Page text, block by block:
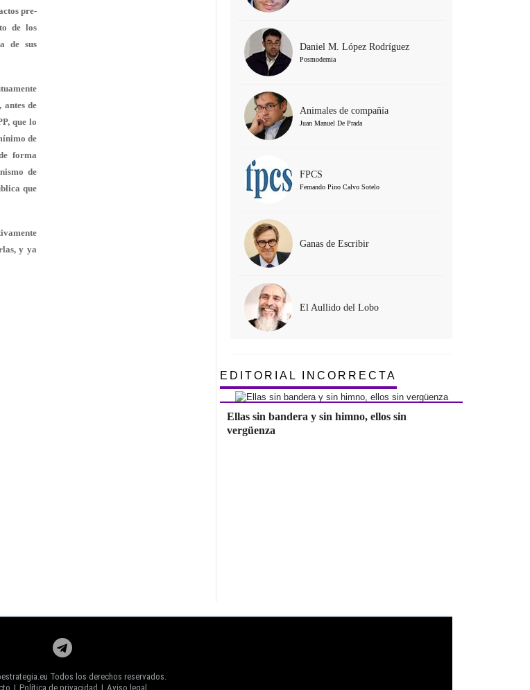
pre-
de los
de sus
de
que lo
de
forma
de
que
y ya
Daniel M. López Rodríguez
Posmodernia
Animales de compañía
Juan Manuel De Prada
FPCS
Fernando Pino Calvo Sotelo
Ganas de Escribir
El Aullido del Lobo
EDITORIAL INCORRECTA
Ellas sin bandera y sin himno, ellos sin
vergüenza
Todos los derechos reservados.
| Política de privacidad | Aviso legal